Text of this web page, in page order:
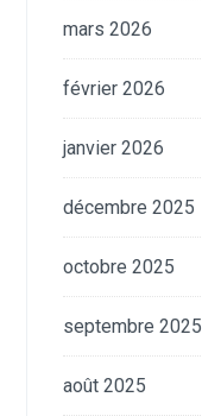
mars 2026
février 2026
janvier 2026
décembre 2025
octobre 2025
septembre 2025
août 2025